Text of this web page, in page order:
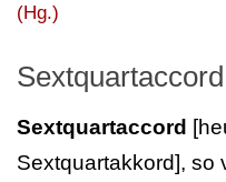
(Hg.)
Sextquartaccord
Sextquartakkord], so